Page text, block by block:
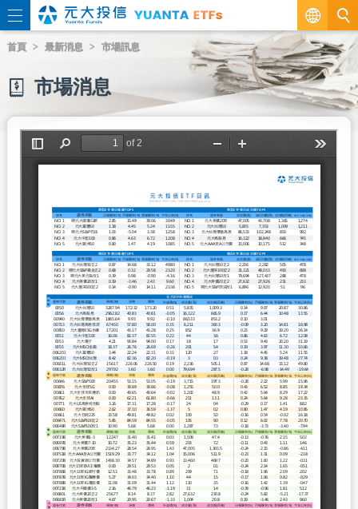
繁
EN
首頁 最新消息 市場訊息
市場消息